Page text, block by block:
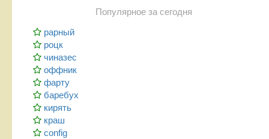
Популярное за сегодня
рарный
роцк
чиназес
оффник
фарту
баребух
кирять
краш
config